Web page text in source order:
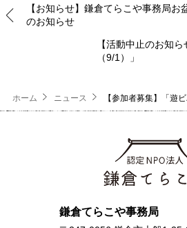
【お知らせ】鎌倉てらこや事務局お
のお知らせ
【活動中止のお知
（9/1）」
ホーム ニュース 【参加者募集】「遊
鎌倉てらこや事務局